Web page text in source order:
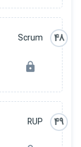
48
Scrum
49
RUP